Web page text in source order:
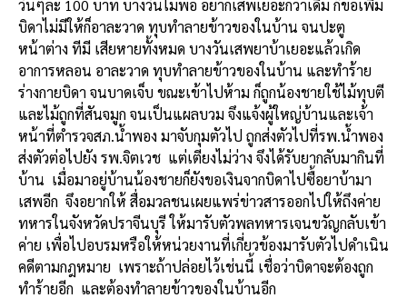
วันๆละ 100 บาท บางวันไม่พอ อยากเสพเยอะกว่าเดิม ก็ขอเพิ่ม
บิดาไม่มีให้ก็อาละวาด ทุบทำลายข้าวของในบ้าน จนปะตู
หน้าต่าง ทีมี เสียหายทั้งหมด บางวันเสพยาบ้าเยอะแล้วเกิด
อาการหลอน อาละวาด ทุบทำลายข้าวของในบ้าน และทำร้าย
ร่างกายบิดา จนบาดเจ็บ ขณะเข้าไปห้าม ก็ถูกน้องชายใช้ไม้ทุบตี
และไม้ถูกที่สันจมูก จนเป็นแผลบวม จึงแจ้งผู้ใหญ่บ้านและเจ้า
หน้าที่ตำรวจสภ.น้ำพอง มาจับกุมตัวไป ถูกส่งตัวไปที่รพ.น้ำพอง
ส่งตัวต่อไปยัง รพ.จิตเวช แต่เตียงไม่ว่าง จึงได้รับยากลับมากินที่
บ้าน เมื่อมาอยู่บ้านน้องชายก็ยังขอเงินจากบิดาไปซื้อยาบ้ามา
เสพอีก จึงอยากให้ สื่อมวลชนเผยแพร่ข่าวสารออกไปให้ถึงค่าย
ทหารในจังหวัดปราจีนบุรีให้มารับตัวพลทหารเจนขวัญกลับเข้า
ค่าย เพื่อไปอบรมหรือให้หน่วยงานที่เกี่ยวข้องมารับตัวไปดำเนิน
คดีตามกฎหมาย เพราะถ้าปล่อยไว้เช่นนี้ เชื่อว่าบิดาจะต้องถูก
ทำร้ายอีก และต้องทำลายข้าวของในบ้านอีก